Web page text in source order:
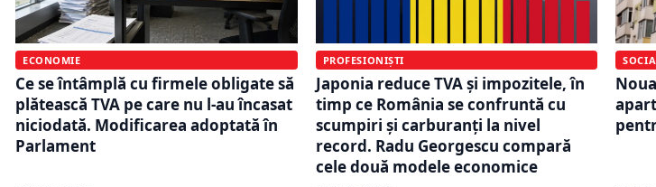
ECONOMIE
Ce se întâmplă cu firmele obligate să
plătească TVA pe care nu l-au încasat
niciodată. Modificarea adoptată în
Parlament
PROFESIONIȘTI
Japonia reduce TVA și impozitele, în
timp ce România se confruntă cu
scumpiri și carburanți la nivel
record. Radu Georgescu compară
cele două modele economice